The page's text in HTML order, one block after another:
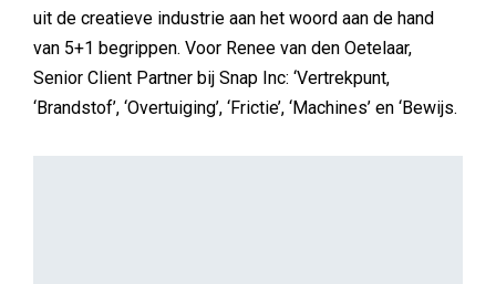
uit de creatieve industrie aan het woord aan de hand
van 5+1 begrippen. Voor Renee van den Oetelaar,
Senior Client Partner bij Snap Inc: ‘Vertrekpunt,
‘Brandstof’, ‘Overtuiging’, ‘Frictie’, ‘Machines’ en ‘Bewijs.